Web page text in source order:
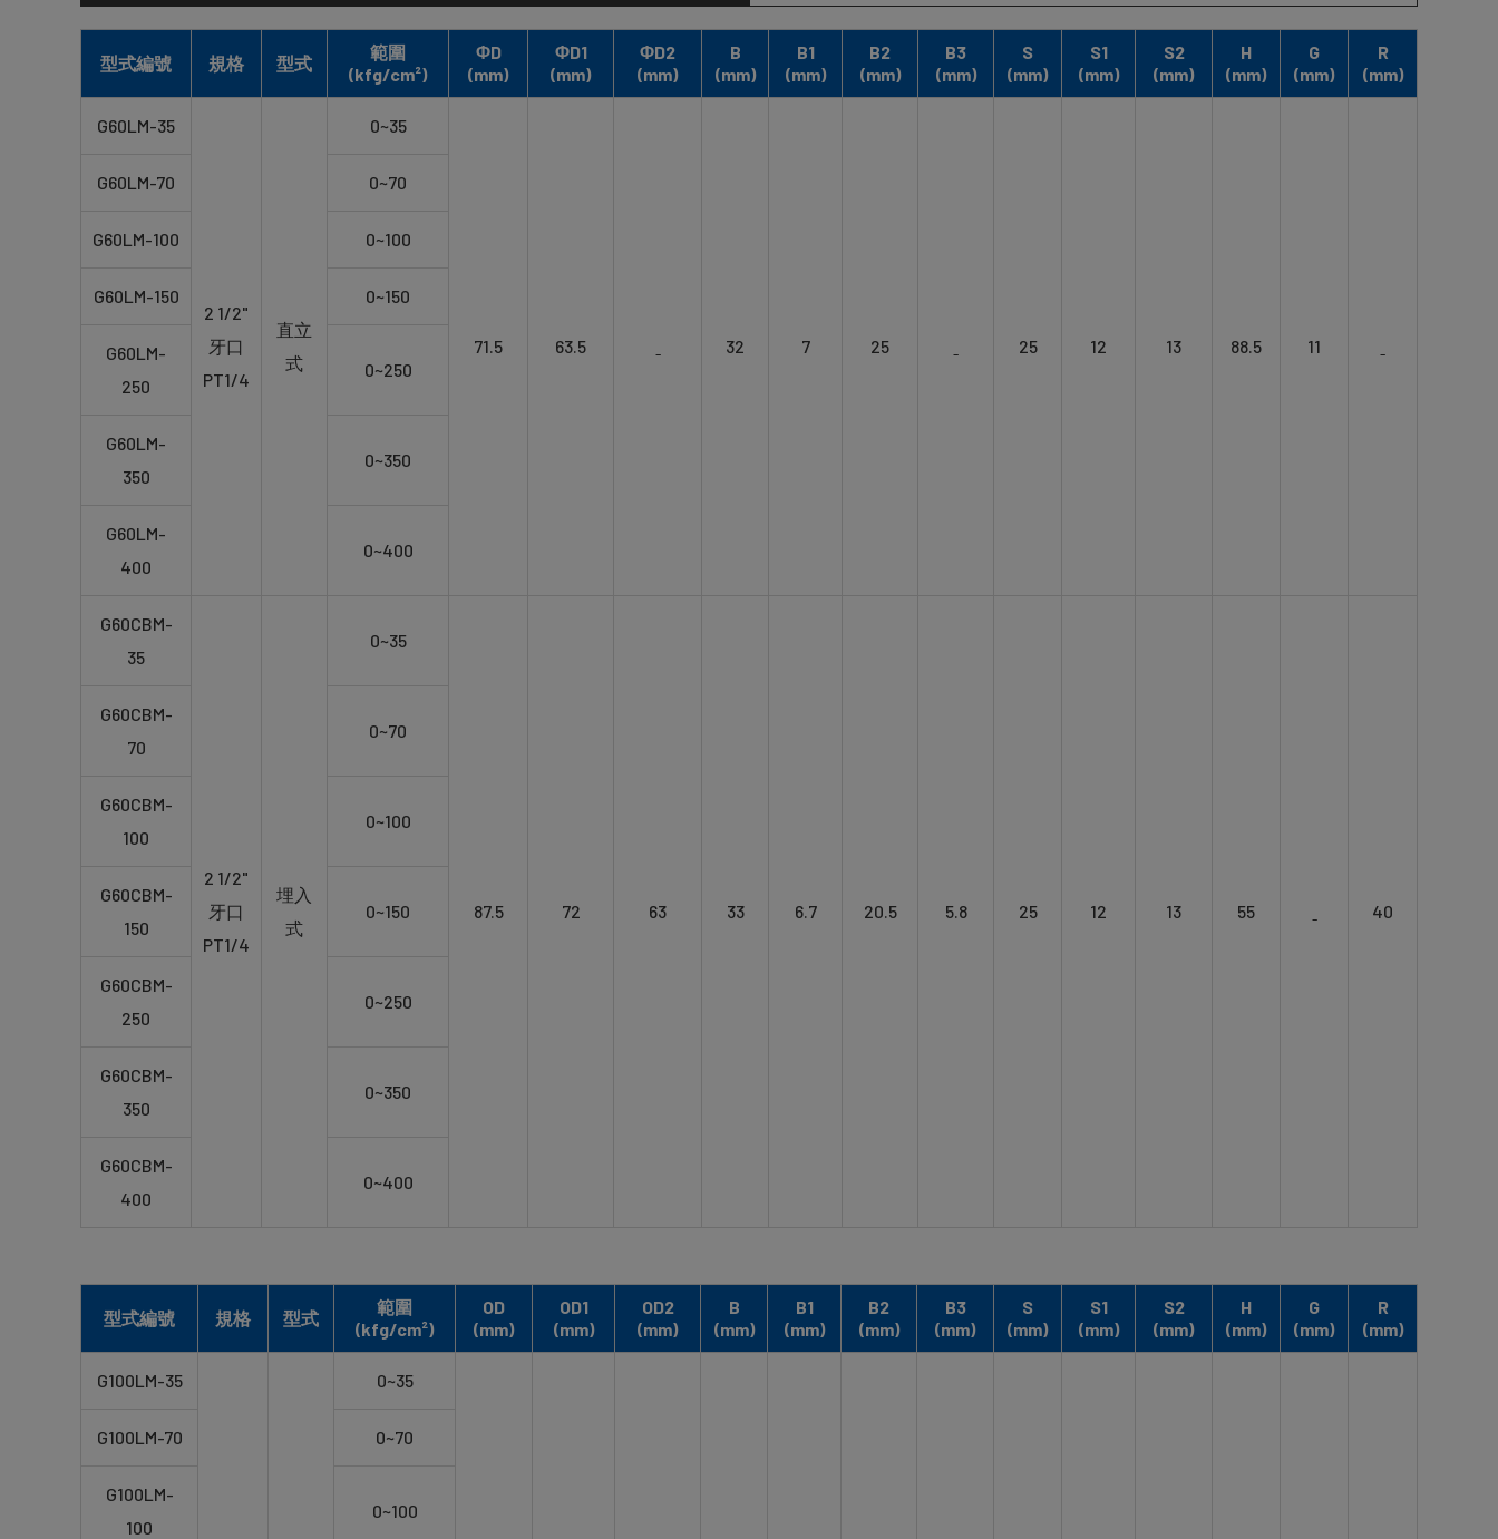
型式編號 規格 型式
範圍
(kfg/cm²)
ΦD
(mm)
ΦD1
(mm)
ΦD2
(mm)
B
(mm)
B1
(mm)
B2
(mm)
B3
(mm)
S
(mm)
S1
(mm)
S2
(mm)
H
(mm)
G
(mm)
R
(mm)
G60LM-35
2 1/2"
牙口
PT1/4
直立
式
0~35
71.5 63.5 32 7 25 25 12 13 88.5 11
G60LM-70 0~70
G60LM-100 0~100
G60LM-150 0~150
G60LM-
250
0~250
G60LM-
350
0~350
G60LM-
400
0~400
G60CBM-
35
2 1/2"
牙口
PT1/4
埋入
式
0~35
87.5 72 63 33 6.7 20.5 5.8 25 12 13 55 40
G60CBM-
70
0~70
G60CBM-
100
0~100
G60CBM-
150
0~150
G60CBM-
250
0~250
G60CBM-
350
0~350
G60CBM-
400
0~400
型式編號 規格 型式
範圍
(kfg/cm²)
OD
(mm)
OD1
(mm)
OD2
(mm)
B
(mm)
B1
(mm)
B2
(mm)
B3
(mm)
S
(mm)
S1
(mm)
S2
(mm)
H
(mm)
G
(mm)
R
(mm)
G100LM-35 0~35
G100LM-70 0~70
G100LM-
100
0~100